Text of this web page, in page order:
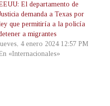
El departamento de
demanda a Texas por
que permitiría a la policía
a migrantes
4 enero 2024 12:57 PM
«Internacionales»